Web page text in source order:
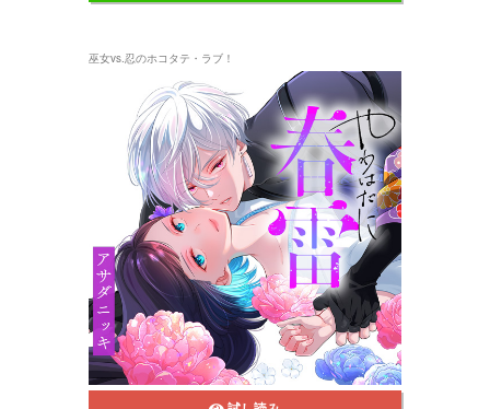
巫女vs.忍のホコタテ・ラブ！